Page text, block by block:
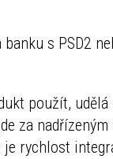
s PSD2
použít,
za
je rychlost